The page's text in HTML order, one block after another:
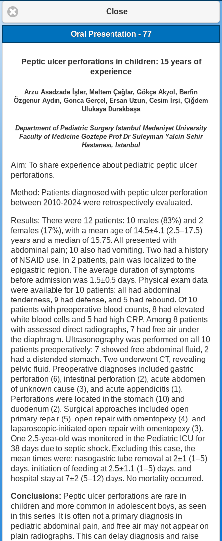
Close
Oral Presentation - 77
Peptic ulcer perforations in children: 15 years of
experience
Arzu Asadzade İşler, Meltem Çağlar, Gökçe Akyol, Berfin
Özgenur Aydın, Gonca Gerçel, Ersan Uzun, Cesim İrşi, Çiğdem
Ulukaya Durakbaşa
Department of Pediatric Surgery Istanbul Medeniyet University
Faculty of Medicine Goztepe Prof Dr Suleyman Yalcin Sehir
Hastanesi, Istanbul
Aim: To share experience about pediatric peptic ulcer
perforations.
Method: Patients diagnosed with peptic ulcer perforation
between 2010-2024 were retrospectively evaluated.
Results: There were 12 patients: 10 males (83%) and 2
females (17%), with a mean age of 14.5±4.1 (2.5–17.5)
years and a median of 15.75. All presented with
abdominal pain; 10 also had vomiting. Two had a history
of NSAID use. In 2 patients, pain was localized to the
epigastric region. The average duration of symptoms
before admission was 1.5±0.5 days. Physical exam data
were available for 10 patients: all had abdominal
tenderness, 9 had defense, and 5 had rebound. Of 10
patients with preoperative blood counts, 8 had elevated
white blood cells and 5 had high CRP. Among 8 patients
with assessed direct radiographs, 7 had free air under
the diaphragm. Ultrasonography was performed on all 10
patients preoperatively: 7 showed free abdominal fluid, 2
had a distended stomach. Two underwent CT, revealing
pelvic fluid. Preoperative diagnoses included gastric
perforation (6), intestinal perforation (2), acute abdomen
of unknown cause (3), and acute appendicitis (1).
Perforations were located in the stomach (10) and
duodenum (2). Surgical approaches included open
primary repair (5), open repair with omentopexy (4), and
laparoscopic-initiated open repair with omentopexy (3).
One 2.5-year-old was monitored in the Pediatric ICU for
38 days due to septic shock. Excluding this case, the
mean times were: nasogastric tube removal at 2±1 (1–5)
days, initiation of feeding at 2.5±1.1 (1–5) days, and
hospital stay at 7±2 (5–12) days. No mortality occurred.
Conclusions: Peptic ulcer perforations are rare in
children and more common in adolescent boys, as seen
in this series. It is often not a primary diagnosis in
pediatric abdominal pain, and free air may not appear on
plain radiographs. This can delay diagnosis and raise